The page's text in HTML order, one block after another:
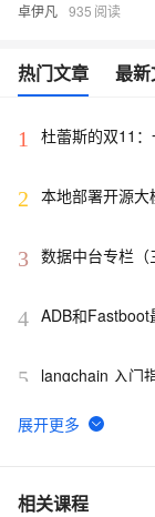
卓伊凡 935
热门文章 最
1
杜蕾斯的双11
2 本地部署开源
3 数据中台专栏
4 ADB和Fastboot
5 langchain 入门
6
解决方案应用实
7 基于LangChain
相关课程